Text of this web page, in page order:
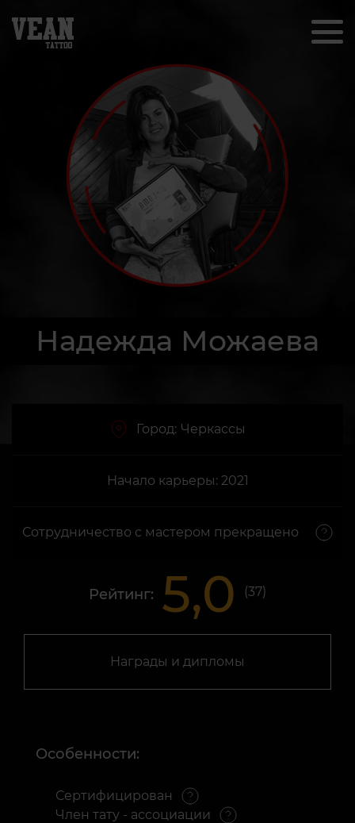
Надежда Можаева
Город: Черкассы
Начало карьеры: 2021
Сотрудничество с мастером прекращено
Рейтинг: 5,0 (37)
Награды и дипломы
Особенности:
Сертифицирован
Член тату - ассоциации